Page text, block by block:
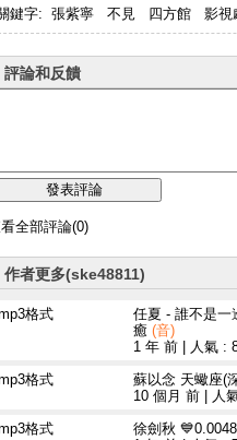
鍵字: 張紫寧 不見 四方館 影視
評論和反饋
全部評論(0)
作者更多(ske48811)
格式
任夏 - 誰不是一
癒 (音)
1 年 前
人氣 :
格式
蘇以念 天蠍座(
10 個月 前
人
格式
徐劍秋